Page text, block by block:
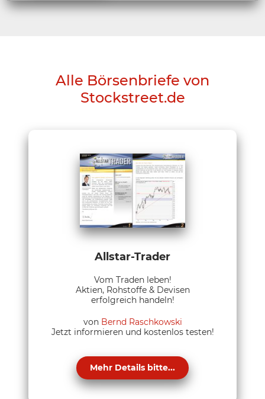
Alle Börsenbriefe von
Stockstreet.de
Allstar-Trader
Vom Traden leben!
Aktien, Rohstoffe & Devisen
erfolgreich handeln!
von Bernd Raschkowski
Jetzt informieren und kostenlos testen!
Mehr Details bitte...